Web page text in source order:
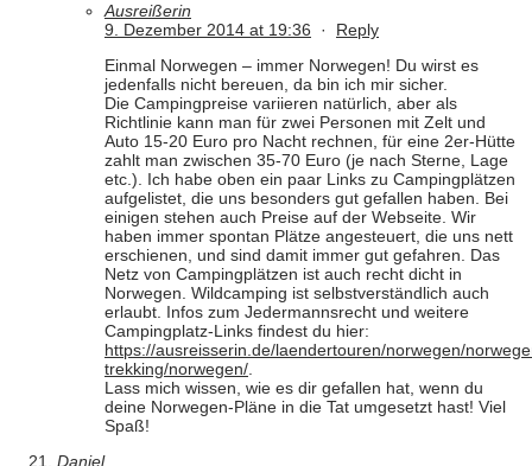
Ausreißerin
9. Dezember 2014 at 19:36 · Reply
Einmal Norwegen – immer Norwegen! Du wirst es
jedenfalls nicht bereuen, da bin ich mir sicher.
Die Campingpreise variieren natürlich, aber als
Richtlinie kann man für zwei Personen mit Zelt und
Auto 15-20 Euro pro Nacht rechnen, für eine 2er-Hütte
zahlt man zwischen 35-70 Euro (je nach Sterne, Lage
etc.). Ich habe oben ein paar Links zu Campingplätzen
aufgelistet, die uns besonders gut gefallen haben. Bei
einigen stehen auch Preise auf der Webseite. Wir
haben immer spontan Plätze angesteuert, die uns nett
erschienen, und sind damit immer gut gefahren. Das
Netz von Campingplätzen ist auch recht dicht in
Norwegen. Wildcamping ist selbstverständlich auch
erlaubt. Infos zum Jedermannsrecht und weitere
Campingplatz-Links findest du hier:
https://ausreisserin.de/laendertouren/norwegen/
trekking/norwegen/.
Lass mich wissen, wie es dir gefallen hat, wenn du
deine Norwegen-Pläne in die Tat umgesetzt hast! Viel
Spaß!
Daniel